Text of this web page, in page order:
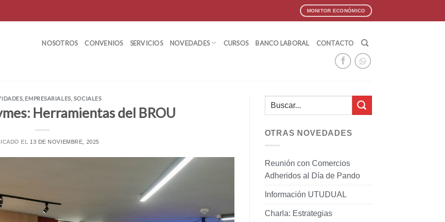
MONITOR ECONÓMICO
NOSOTROS CONVENIOS SERVICIOS NOVEDADES CURSOS BANCO LABORAL CONTACTO
, EMPRESARIALES, SOCIALES
Herramientas del BROU
EL 13 DE NOVIEMBRE, 2025
OTRAS NOVEDADES
Reunión con Comercios
Adheridos al Día de Pando
Información UTUDUAL
Charla: Estrategias